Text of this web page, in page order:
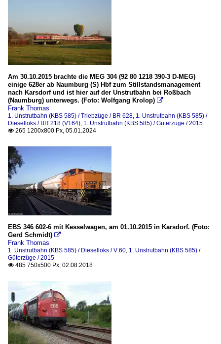
Bahnhöfe und Haltepunkte
06. Laucha (Unstrut)
BR 218 (V164)
BR 227 (NOHAB, V170)
BR 228 | DR 118 | DR V 180
BR 275 (MaK G 1206)
Triebzüge
BR 628
EBS - Erfurter Bahnservice GmbH
InfraLeuna
Speisewagen
2015
2020
2024
Am 30.10.2015 brachte die MEG 304 (92 80 1218 390-3 D-MEG)
einige 628er ab Naumburg (S) Hbf zum Stillstandsmanagement
nach Karsdorf und ist hier auf der Unstrutbahn bei Roßbach
(Naumburg) unterwegs. (Foto: Wolfgang Krolop) 
Frank Thomas
1. Unstrutbahn (KBS 585) / Triebzüge / BR 628, 1. Unstrutbahn (KBS 585) /
Dieselloks / BR 218 (V164), 1. Unstrutbahn (KBS 585) / Güterzüge / 2015
 265 1200x800 Px, 05.01.2024
EBS 346 602-6 mit Kesselwagen, am 01.10.2015 in Karsdorf. (Foto:
Gerd Schmidt) 
Frank Thomas
1. Unstrutbahn (KBS 585) / Dieselloks / V 60, 1. Unstrutbahn (KBS 585) /
Güterzüge / 2015
 485 750x500 Px, 02.08.2018